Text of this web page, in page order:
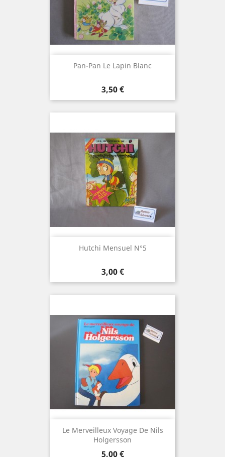
Pan-Pan Le Lapin Blanc
Prix
3,50 €
Hutchi Mensuel N°5
Prix
3,00 €
Le Merveilleux Voyage De Nils
Holgersson
Prix
5,00 €